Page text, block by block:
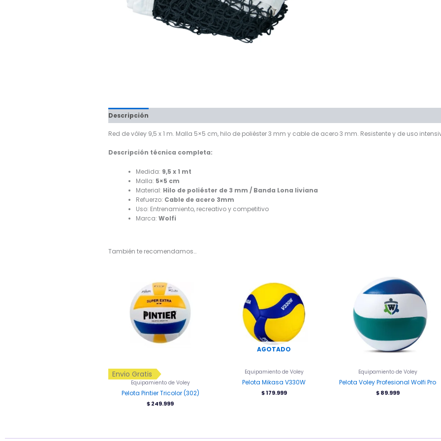
Descripción
Red de vóley 9,5 x 1 m. Malla 5×5 cm, hilo de poliéster 3 mm y cable de acero 3 mm. Resistente y de uso
Descripción técnica completa:
Medida: 9,5 x 1 mt
Malla: 5×5 cm
Material: Hilo de poliéster de 3 mm / Banda Lona liviana
Refuerzo: Cable de acero 3mm
Uso: Entrenamiento, recreativo y competitivo
Marca: Wolfi
También te recomendamos…
Envio Gratis
Equipamiento de Voley
Pelota Pintier Tricolor (302)
$ 249.999
AGOTADO
Equipamiento de Voley
Pelota Mikasa V330W
$179.999
Equipamiento de Voley
Pelota Voley Profesional Wolfi Pro
$89.999